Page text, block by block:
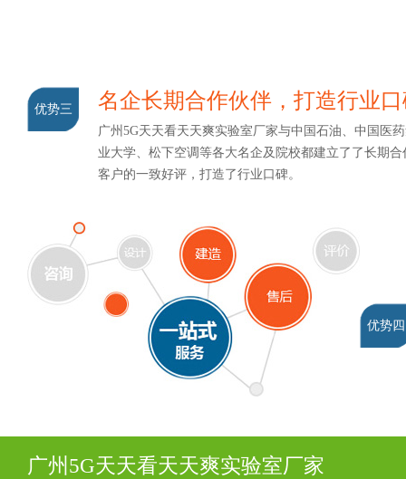
优势三 名企长期合作伙伴，打造行业
广州5G天天看天天爽实验室厂家与中国石油、中国医药
业大学、松下空调等各大名企及院校都建立了了长期合作
客户的一致好评，打造了行业口碑。
优势四
广州5G天天看天天爽实验室厂家